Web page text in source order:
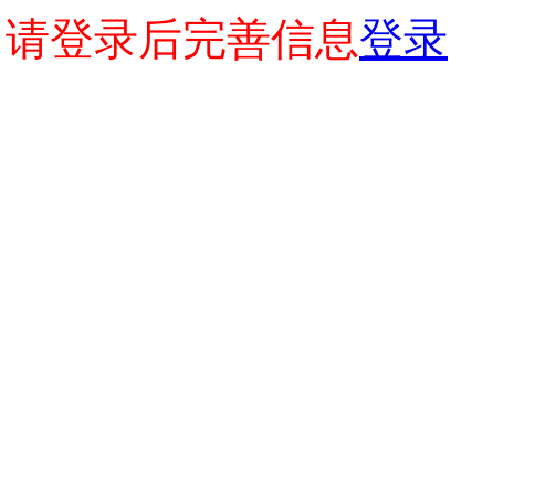
登录后完善信息登录